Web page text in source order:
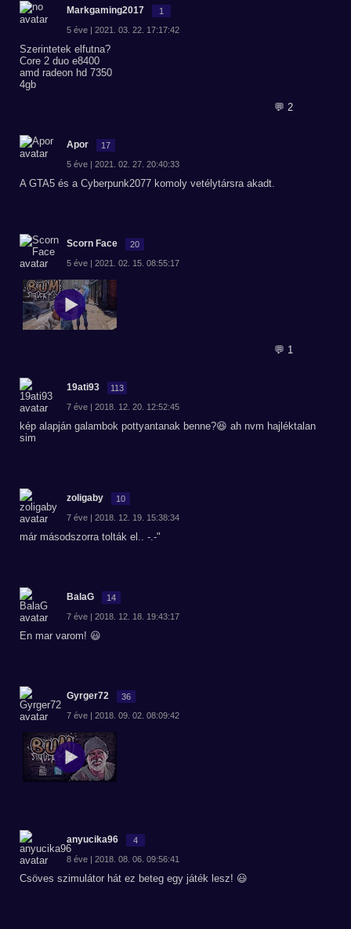
Markgaming2017 1
5 éve | 2021. 03. 22. 17:17:42
Szerintetek elfutna?
Core 2 duo e8400
amd radeon hd 7350
4gb
💬 2
Apor 17
5 éve | 2021. 02. 27. 20:40:33
A GTA5 és a Cyberpunk2077 komoly vetélytársra akadt.
Scorn Face 20
5 éve | 2021. 02. 15. 08:55:17
💬 1
19ati93 113
7 éve | 2018. 12. 20. 12:52:45
kép alapján galambok pottyantanak benne?😆 ah nvm hajléktalan
sim
zoligaby 10
7 éve | 2018. 12. 19. 15:38:34
már másodszorra tolták el.. -.-"
BalaG 14
7 éve | 2018. 12. 18. 19:43:17
En mar varom! 😃
Gyrger72 36
7 éve | 2018. 09. 02. 08:09:42
anyucika96 4
8 éve | 2018. 08. 06. 09:56:41
Csöves szimulátor hát ez beteg egy játék lesz! 😃